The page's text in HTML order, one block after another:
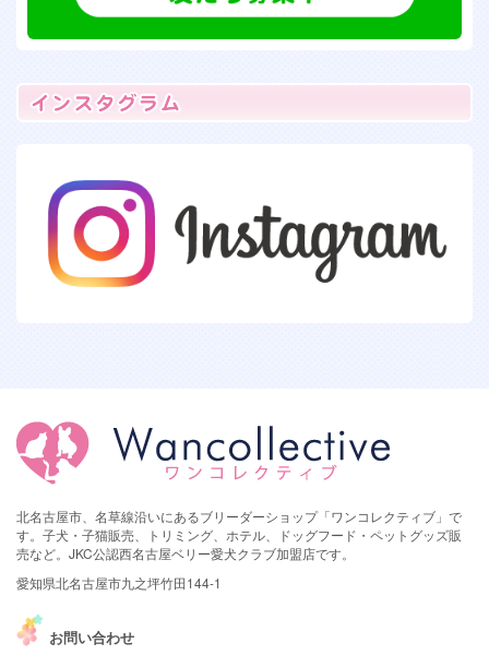
北名古屋市、名草線沿いにあるブリーダーショップ「ワンコレクティブ」で
す。子犬・子猫販売、トリミング、ホテル、ドッグフード・ペットグッズ販
売など。JKC公認西名古屋ベリー愛犬クラブ加盟店です。
愛知県北名古屋市九之坪竹田144-1
お問い合わせ